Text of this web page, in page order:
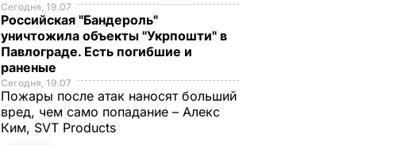
Сегодня, 19.07
Российская "Бандероль"
уничтожила объекты "Укрпошти" в
Павлограде. Есть погибшие и
раненые
Сегодня, 19.07
Пожары после атак наносят больший
вред, чем само попадание – Алекс
Ким, SVT Products